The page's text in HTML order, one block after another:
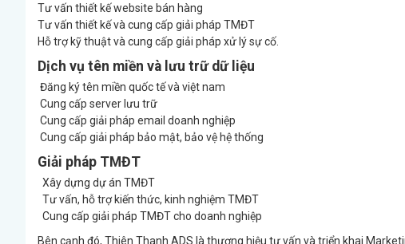
Tư vấn thiết kế website bán hàng
Tư vấn thiết kế và cung cấp giải pháp TMĐT
Hỗ trợ kỹ thuật và cung cấp giải pháp xử lý sự cố.
Dịch vụ tên miền và lưu trữ dữ liệu
Đăng ký tên miền quốc tế và việt nam
Cung cấp server lưu trữ
Cung cấp giải pháp email doanh nghiệp
Cung cấp giải pháp bảo mật, bảo vệ hệ thống
Giải pháp TMĐT
Xây dựng dự án TMĐT
Tư vấn, hỗ trợ kiến thức, kinh nghiệm TMĐT
Cung cấp giải pháp TMĐT cho doanh nghiệp
Bên cạnh đó, Thiên Thanh ADS là thương hiệu tư vấn và triển khai